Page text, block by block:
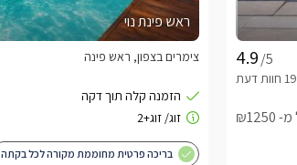
/5
ראש פינת נוי
צימרים בצפון, ראש פינה
בריכה פרטית מחוממת מקורה לכל בקתה